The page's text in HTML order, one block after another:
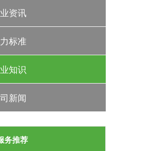
资讯
标准
知识
新闻
务推荐